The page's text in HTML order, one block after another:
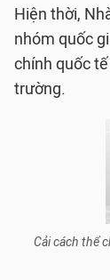
Hiện thời,
nhóm quốc
chính quốc
trường.
Cải cách thể